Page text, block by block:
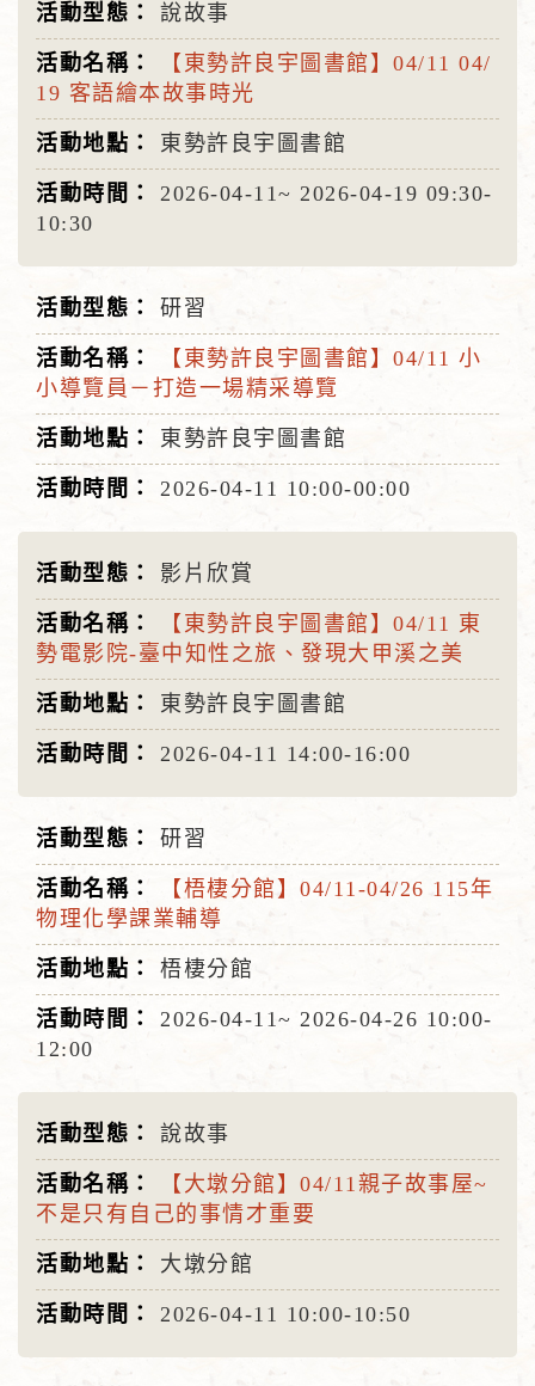
說故事
【東勢許良宇圖書館】04/11 04/
19 客語繪本故事時光
東勢許良宇圖書館
2026-04-11~ 2026-04-19 09:30-
10:30
研習
【東勢許良宇圖書館】04/11 小
小導覽員－打造一場精采導覽
東勢許良宇圖書館
2026-04-11 10:00-00:00
影片欣賞
【東勢許良宇圖書館】04/11 東
勢電影院-臺中知性之旅、發現大甲溪之美
東勢許良宇圖書館
2026-04-11 14:00-16:00
研習
【梧棲分館】04/11-04/26 115年
物理化學課業輔導
梧棲分館
2026-04-11~ 2026-04-26 10:00-
12:00
說故事
【大墩分館】04/11親子故事屋~
不是只有自己的事情才重要
大墩分館
2026-04-11 10:00-10:50